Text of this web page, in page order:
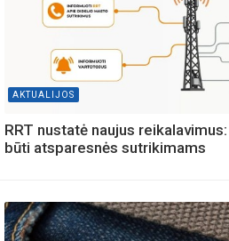
AKTUALIJOS
RRT nustatė naujus
būti atsparesnės sutrikimams